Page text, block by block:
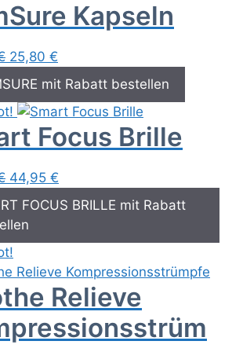
Kapseln
Ursprünglicher
Preis
68,90 €
25,80 €
Preis
25,80 €.
mit Rabatt bestellen
Focus Brille
Ursprünglicher
Preis
war:
44,95 €
Preis
FOCUS BRILLE mit Rabatt
Relieve